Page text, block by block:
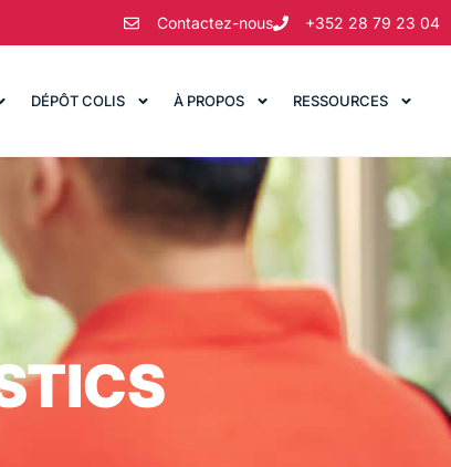
Contactez-nous +352 28 79 23 04
DÉPÔT COLIS À PROPOS RESSOURCES